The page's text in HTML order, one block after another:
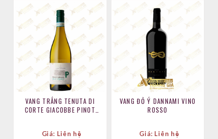
VANG TRẮNG TENUTA DI
CORTE GIACOBBE PINOT
Giá: Liên hệ
VANG ĐỎ Ý DANNAMI VINO
ROSSO
Giá: Liên hệ